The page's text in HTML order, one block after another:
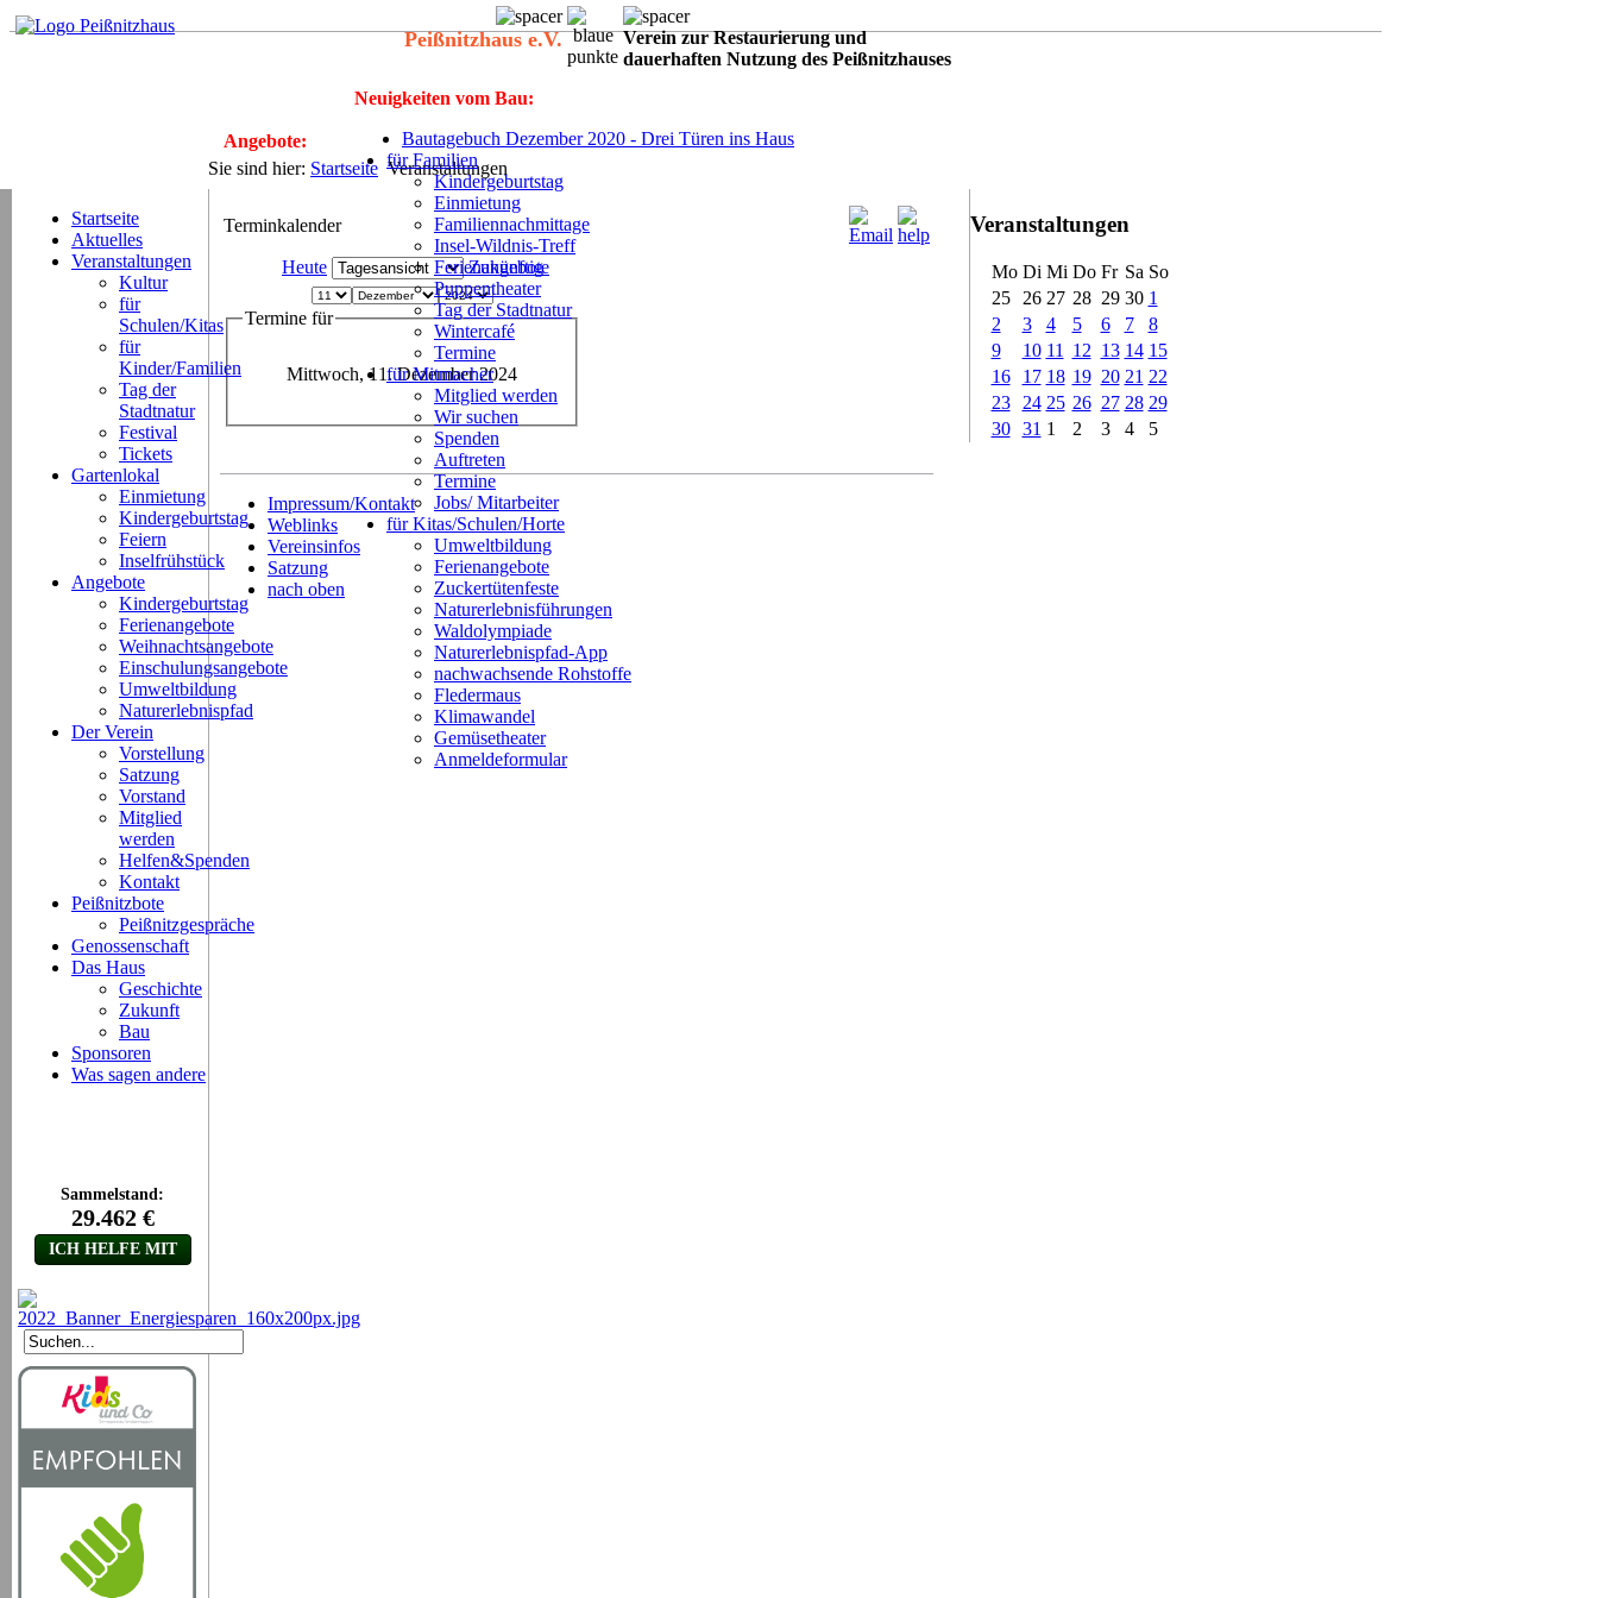
Peißnitzhaus e.V.
Verein zur Restaurierung und
dauerhaften Nutzung des Peißnitzhauses
Neuigkeiten vom Bau:
Bautagebuch Dezember 2020 - Drei Türen ins Haus
für Familien
Kindergeburtstag
Einmietung
Familiennachmittage
Insel-Wildnis-Treff
Ferienangebote
Puppentheater
Tag der Stadtnatur
Wintercafé
Termine
für Mitmacher
Mitglied werden
Wir suchen
Spenden
Auftreten
Termine
Jobs/ Mitarbeiter
für Kitas/Schulen/Horte
Umweltbildung
Ferienangebote
Zuckertütenfeste
Naturerlebnisführungen
Waldolympiade
Naturerlebnispfad-App
nachwachsende Rohstoffe
Fledermaus
Klimawandel
Gemüsetheater
Anmeldeformular
Angebote:
Sie sind hier: Startseite Veranstaltungen
Startseite
Aktuelles
Veranstaltungen
Kultur
für
Schulen/Kitas
für
Kinder/Familien
Tag der
Stadtnatur
Festival
Tickets
Gartenlokal
Einmietung
Kindergeburtstag
Feiern
Inselfrühstück
Angebote
Kindergeburtstag
Ferienangebote
Weihnachtsangebote
Einschulungsangebote
Umweltbildung
Naturerlebnispfad
Der Verein
Vorstellung
Satzung
Vorstand
Mitglied
werden
Helfen&Spenden
Kontakt
Peißnitzbote
Peißnitzgespräche
Genossenschaft
Das Haus
Geschichte
Zukunft
Bau
Sponsoren
Was sagen andere
Veranstaltungen
Mo Di Mi Do Fr Sa So
25
26 27 28 29 30 1
2
3 4 5 6 7
8
9
10 11 12 13 14 15
16
17 18 19 20 21 22
23
24 25 26 27 28 29
30
31 1 2 3 4 5
Terminkalender
Heute Zukünftig
Termine für
Mittwoch, 11. Dezember 2024
Impressum/Kontakt
Weblinks
Vereinsinfos
Satzung
nach oben